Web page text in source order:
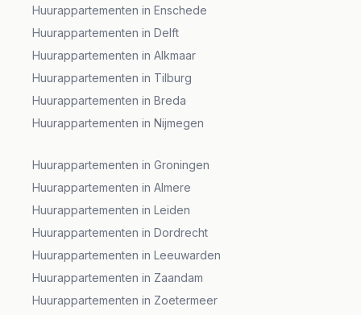
Huurappartementen in Enschede
Huurappartementen in Delft
Huurappartementen in Alkmaar
Huurappartementen in Tilburg
Huurappartementen in Breda
Huurappartementen in Nijmegen
Huurappartementen in Groningen
Huurappartementen in Almere
Huurappartementen in Leiden
Huurappartementen in Dordrecht
Huurappartementen in Leeuwarden
Huurappartementen in Zaandam
Huurappartementen in Zoetermeer